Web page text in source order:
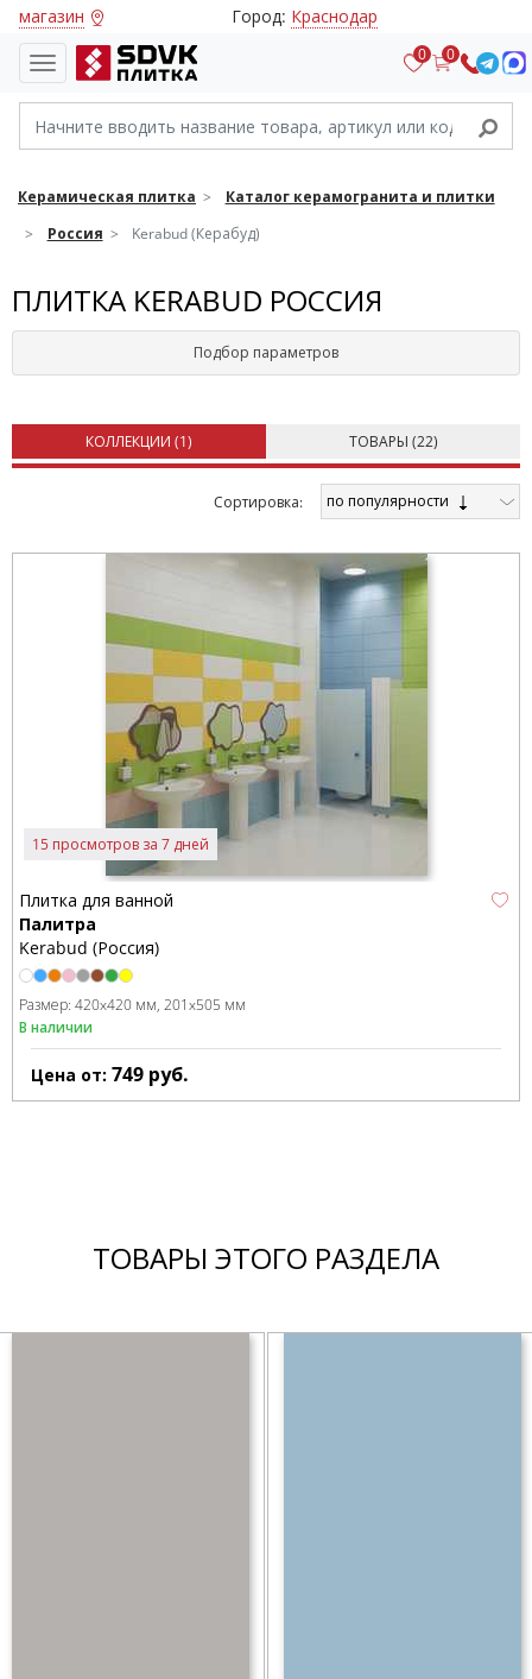
магазин Город: Краснодар
0 0
Керамическая плитка
Каталог керамогранита и плитки
Россия
Kerabud (Керабуд)
ПЛИТКА KERABUD РОССИЯ
Подбор параметров
КОЛЛЕКЦИИ (1) ТОВАРЫ (22)
Cортировка: по популярности
15 просмотров за 7 дней
Плитка для ванной
Палитра
Kerabud (Россия)
Размер: 420x420 мм 201x505 мм
В наличии
Цена от: 749 руб.
ТОВАРЫ ЭТОГО РАЗДЕЛА